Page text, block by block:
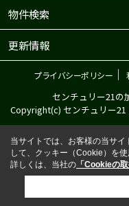
物件検索
更新情報
プライバシーポリシー ｜
センチュリー21の
Copyright(c) センチュリー
当サイトでは、お客様の当サ
して、クッキー（Cookie）を使
詳しくは、当社の 「Cookieの